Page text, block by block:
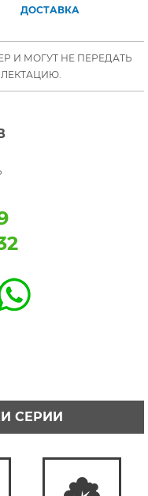
ДОСТАВКА
И МОГУТ НЕ ПЕРЕДАТЬ
СЕРИИ